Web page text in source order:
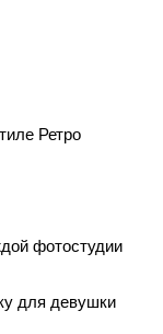
Ретро
фотостудии
для девушки